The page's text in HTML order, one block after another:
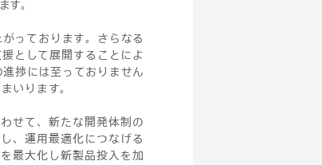
。
っております。さらなる
として展開することによ
捗には至っておりません
いります。
せて、新たな開発体制の
、運用最適化につなげる
最大化し新製品投入を加